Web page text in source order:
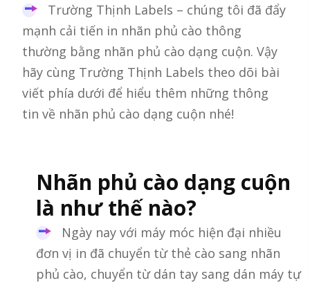
Trường Thịnh Labels – chúng tôi đã đẩy
mạnh cải tiến in nhãn phủ cào thông
thường bằng nhãn phủ cào dạng cuộn. Vậy
hãy cùng Trường Thịnh Labels theo dõi bài
viết phía dưới để hiểu thêm những thông
tin về nhãn phủ cào dạng cuộn nhé!
Nhãn phủ cào dạng cuộn
là như thế nào?
Ngày nay với máy móc hiện đại nhiều
đơn vị in đã chuyển từ thẻ cào sang nhãn
phủ cào, chuyển từ dán tay sang dán máy tự